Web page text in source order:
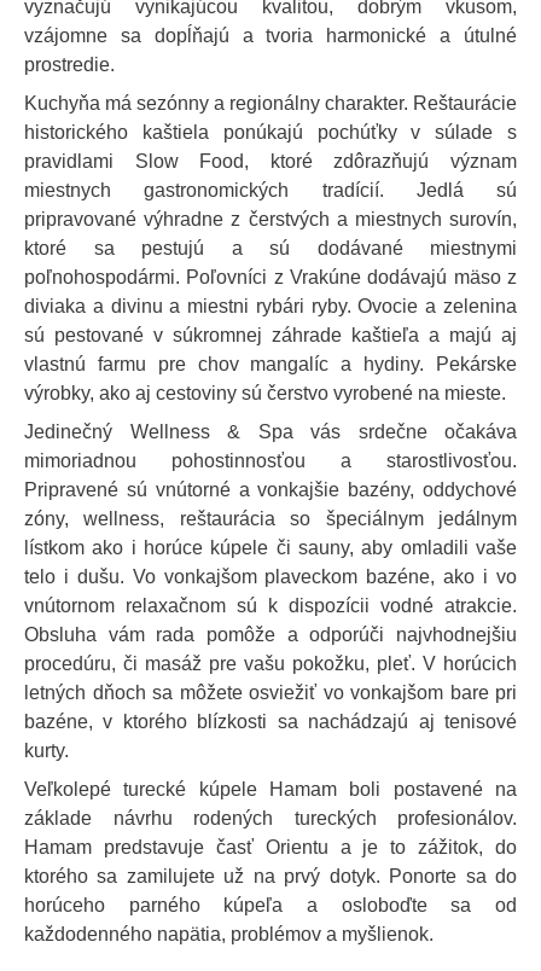
vyznačujú vynikajúcou kvalitou, dobrým vkusom,
vzájomne sa dopĺňajú a tvoria harmonické a útulné
prostredie.
Kuchyňa má sezónny a regionálny charakter. Reštaurácie
historického kaštiela ponúkajú pochúťky v súlade s
pravidlami Slow Food, ktoré zdôrazňujú význam
miestnych gastronomických tradícií. Jedlá sú
pripravované výhradne z čerstvých a miestnych surovín,
ktoré sa pestujú a sú dodávané miestnymi
poľnohospodármi. Poľovníci z Vrakúne dodávajú mäso z
diviaka a divinu a miestni rybári ryby. Ovocie a zelenina
sú pestované v súkromnej záhrade kaštieľa a majú aj
vlastnú farmu pre chov mangalíc a hydiny. Pekárske
výrobky, ako aj cestoviny sú čerstvo vyrobené na mieste.
Jedinečný Wellness & Spa vás srdečne očakáva
mimoriadnou pohostinnosťou a starostlivosťou.
Pripravené sú vnútorné a vonkajšie bazény, oddychové
zóny, wellness, reštaurácia so špeciálnym jedálnym
lístkom ako i horúce kúpele či sauny, aby omladili vaše
telo i dušu. Vo vonkajšom plaveckom bazéne, ako i vo
vnútornom relaxačnom sú k dispozícii vodné atrakcie.
Obsluha vám rada pomôže a odporúči najvhodnejšiu
procedúru, či masáž pre vašu pokožku, pleť. V horúcich
letných dňoch sa môžete osviežiť vo vonkajšom bare pri
bazéne, v ktorého blízkosti sa nachádzajú aj tenisové
kurty.
Veľkolepé turecké kúpele Hamam boli postavené na
základe návrhu rodených tureckých profesionálov.
Hamam predstavuje časť Orientu a je to zážitok, do
ktorého sa zamilujete už na prvý dotyk. Ponorte sa do
horúceho parného kúpeľa a osloboďte sa od
každodenného napätia, problémov a myšlienok.